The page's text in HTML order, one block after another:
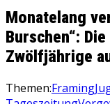
Monatelang
Burschen“:
Zwölfjährige
Themen:Framing